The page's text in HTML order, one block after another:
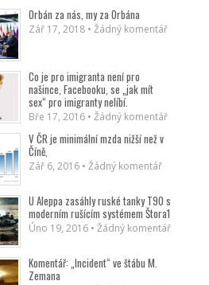
Orbán za nás, my za Orbána
Zář 17, 2018 • Žádný komentář
Co je pro imigranta není pro
našince, Facebooku, se „jak mít
sex“ pro imigranty nelíbí.
Bře 17, 2016 • Žádný komentář
V ČR je minimální mzda nižší než v
Číně,
Zář 6, 2016 • Žádný komentář
U Aleppa zasáhly ruské tanky T90 s
moderním rušícím systémem Štora1
Úno 19, 2016 • Žádný komentář
Komentář: „Incident“ ve štábu M.
Zemana